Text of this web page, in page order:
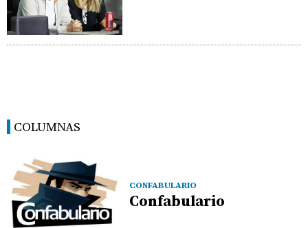
COLUMNAS
CONFABULARIO
Confabulario